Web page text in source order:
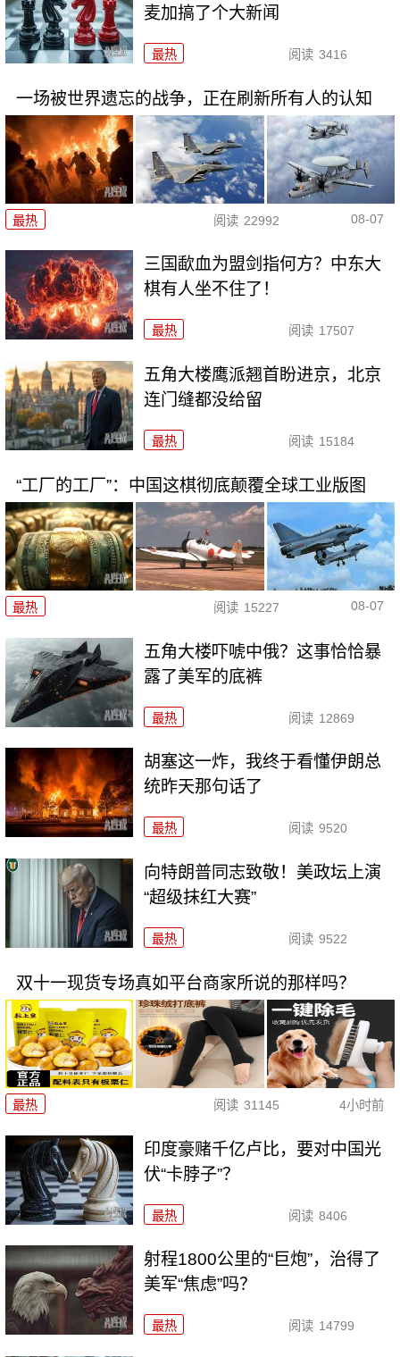
麦加搞了个大新闻
最热 阅读 3416
一场被世界遗忘的战争，正在刷新所有人的认知
最热 阅读 22992 08-07
三国歃血为盟剑指何方？中东大
棋有人坐不住了！
最热 阅读 17507
五角大楼鹰派翘首盼进京，北京
连门缝都没给留
最热 阅读 15184
“工厂的工厂”：中国这棋彻底颠覆全球工业版图
最热 阅读 15227 08-07
五角大楼吓唬中俄？这事恰恰暴
露了美军的底裤
最热 阅读 12869
胡塞这一炸，我终于看懂伊朗总
统昨天那句话了
最热 阅读 9520
向特朗普同志致敬！美政坛上演
“超级抹红大赛”
最热 阅读 9522
双十一现货专场真如平台商家所说的那样吗？
最热 阅读 31145 4小时前
印度豪赌千亿卢比，要对中国光
伏“卡脖子”？
最热 阅读 8406
射程1800公里的“巨炮”，治得了
美军“焦虑”吗？
最热 阅读 14799